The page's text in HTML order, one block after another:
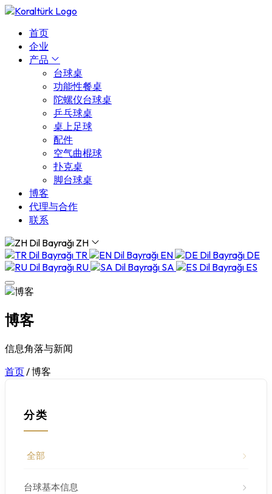
首页
企业
产品
台球桌
功能性餐桌
陀螺仪台球桌
乒乓球桌
桌上足球
配件
空气曲棍球
扑克桌
脚台球桌
博客
代理与合作
联系
ZH
TR
EN
DE
RU
SA ES
博客
信息角落与新闻
首页 /博客
分类
全部
台球基本信息